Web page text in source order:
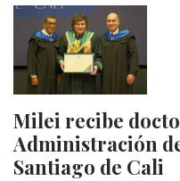
Milei recibe
Administración
Santiago de Cali